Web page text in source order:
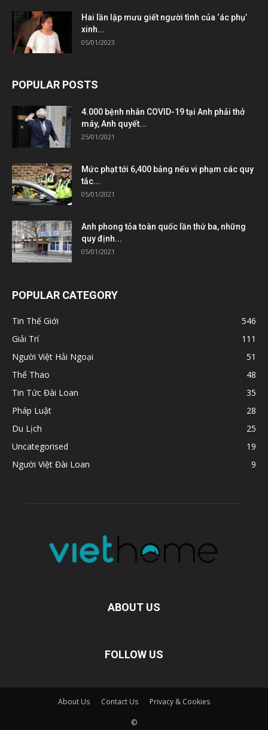
Hai lần lập mưu giết người tình của ‘ác phụ’
xinh...
05/01/2023
POPULAR POSTS
4.000 bệnh nhân COVID-19 tại Anh phải thở
máy, Anh quyết...
25/01/2021
Mức phạt tới 6,400 bảng nếu vi phạm các quy
tắc...
05/01/2021
Anh phong tỏa toàn quốc lần thứ ba, những
quy định...
05/01/2021
POPULAR CATEGORY
Tin Thế Giới
546
Giải Trí
111
Người Việt Hải Ngoại
51
Thể Thao
48
Tin Tức Đài Loan
35
Pháp Luật
28
Du Lịch
25
Uncategorised
19
Người Việt Đài Loan
9
ABOUT US
FOLLOW US
About Us Contact Us Privacy & Cookies
©